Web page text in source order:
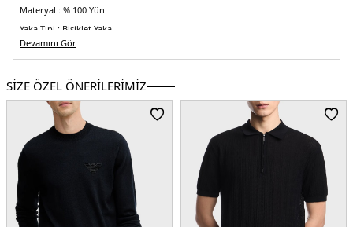
Materyal : % 100 Yün
Yaka Tipi : Bisiklet Yaka
Kol Boyu :Uzun Kol
Manken Bedeni :Boy : 1.88 cm / Göğüs : 100 cm / Bel : 81 cm / Basen : 101 cm
/ Beden : M
Menşei : Kamboçya
Detaylar : -Tamamı jakarlı logo baskılı
-Ribana örgülü yaka, etek ucu ve
manşetler
5DK1EM002630AF14199FB077.12
Devamını Gör
SİZE ÖZEL ÖNERİLERİMİZ